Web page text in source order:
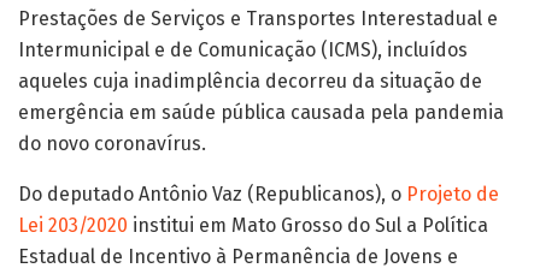
Prestações de Serviços e Transportes Interestadual e
Intermunicipal e de Comunicação (ICMS), incluídos
aqueles cuja inadimplência decorreu da situação de
emergência em saúde pública causada pela pandemia
do novo coronavírus.
Do deputado Antônio Vaz (Republicanos), o Projeto de
Lei 203/2020 institui em Mato Grosso do Sul a Política
Estadual de Incentivo à Permanência de Jovens e